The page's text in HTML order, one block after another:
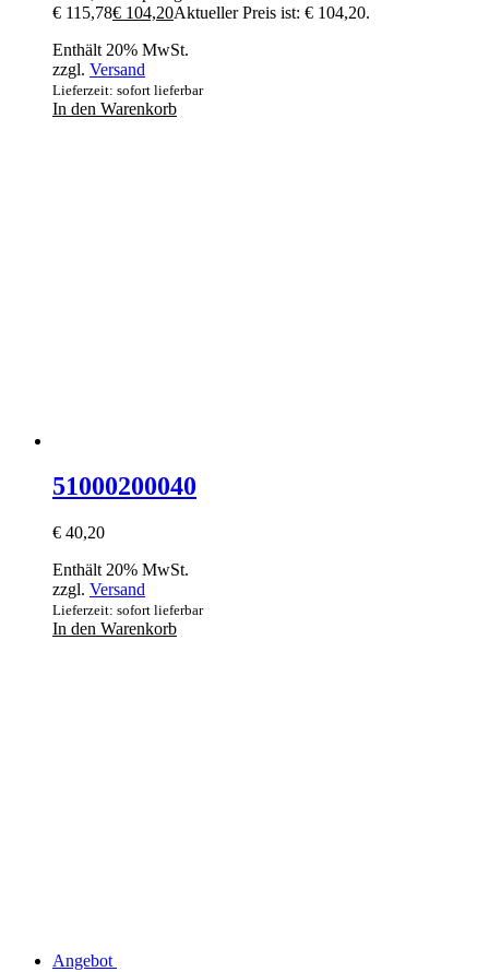
€ 115,78€ 104,20Aktueller Preis ist: € 104,20.
Enthält 20% MwSt.
zzgl. Versand
Lieferzeit: sofort lieferbar
In den Warenkorb
51000200040
€ 40,20
Enthält 20% MwSt.
zzgl. Versand
Lieferzeit: sofort lieferbar
In den Warenkorb
Angebot